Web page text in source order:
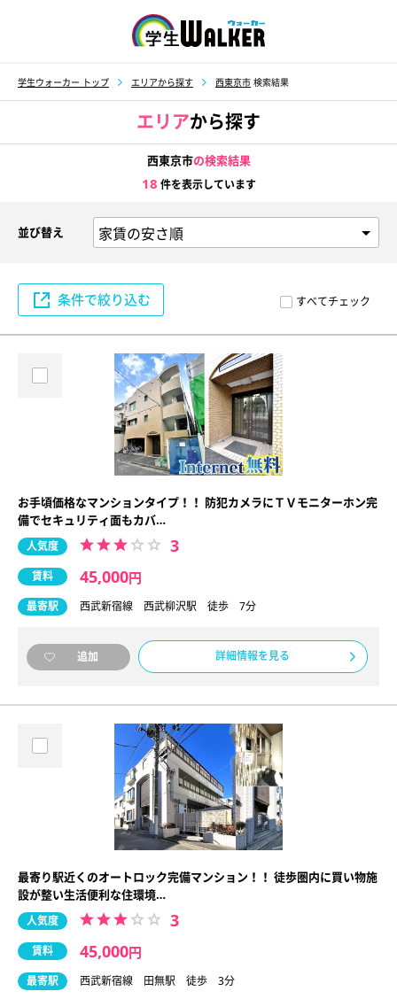
学生ウォーカー トップ エリアから探す 西東京市 検索結果
エリアから探す
西東京市の検索結果
18 件を表示しています
すべてチェック
並び替え
条件で絞り込む
お手頃価格なマンションタイプ！！ 防犯カメラにＴＶモニターホン完
備でセキュリティ面もカバ…
人気度 3
賃料 45,000円
最寄駅 西武新宿線 西武柳沢駅 徒歩 7分
追加 詳細情報を見る
最寄り駅近くのオートロック完備マンション！！ 徒歩圏内に買い物施
設が整い生活便利な住環境…
人気度 3
賃料 45,000円
最寄駅 西武新宿線 田無駅 徒歩 3分